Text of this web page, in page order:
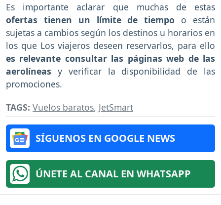
Es importante aclarar que muchas de estas
ofertas tienen un límite de tiempo o están
sujetas a cambios según los destinos u horarios en
los que Los viajeros deseen reservarlos, para ello
es relevante consultar las páginas web de las
aerolíneas y verificar la disponibilidad de las
promociones.
TAGS: Vuelos baratos, JetSmart
SÍGUENOS EN GOOGLE NEWS
ÚNETE AL CANAL EN WHATSAPP